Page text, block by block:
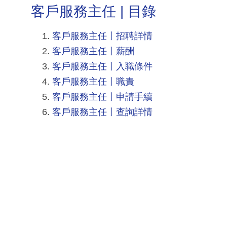
客戶服務主任 | 目錄
客戶服務主任丨招聘詳情
客戶服務主任丨薪酬
客戶服務主任丨入職條件
客戶服務主任丨職責
客戶服務主任丨申請手續
客戶服務主任丨查詢詳情